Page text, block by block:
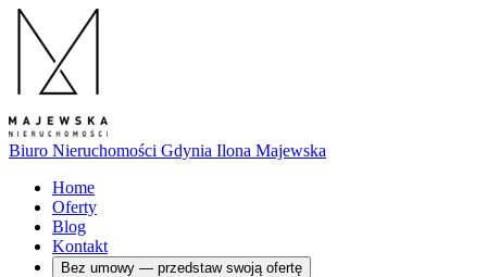
Biuro Nieruchomości Gdynia Ilona Majewska
Home
Oferty
Blog
Kontakt
Bez umowy — przedstaw swoją ofertę